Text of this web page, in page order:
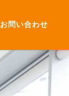
お問い合わせ